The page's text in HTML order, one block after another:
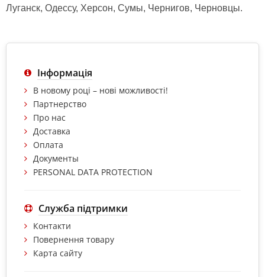
Луганск, Одессу, Херсон, Сумы, Чернигов, Черновцы.
Інформація
В новому році – нові можливості!
Партнерство
Про нас
Доставка
Оплата
Документы
PERSONAL DATA PROTECTION
Служба підтримки
Контакти
Повернення товару
Карта сайту